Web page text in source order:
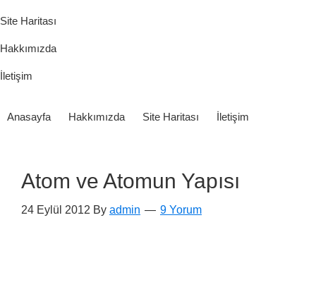
Site Haritası
Hakkımızda
İletişim
Anasayfa Hakkımızda Site Haritası İletişim
Atom ve Atomun Yapısı
24 Eylül 2012 By admin 9 Yorum